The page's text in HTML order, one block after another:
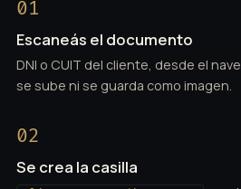
01
Escaneás el documento
DNI o CUIT del cliente, desde el
se sube ni se guarda como imagen.
02
Se crea la casilla